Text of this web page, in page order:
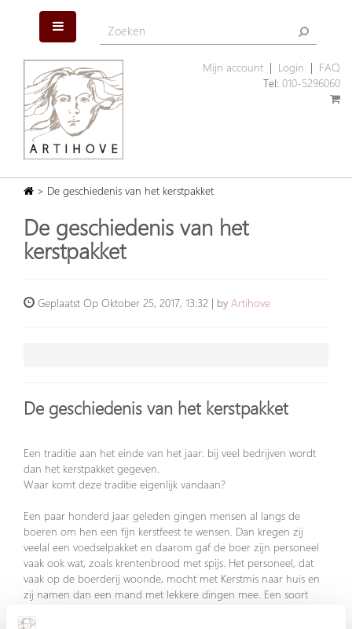
Mijn account| Login
FAQ
Tel: 010-5296060
> De geschiedenis van het kerstpakket
De geschiedenis van het
kerstpakket
Geplaatst Op Oktober 25, 2017, 13:32 | by Artihove
De geschiedenis van het kerstpakket
Een traditie aan het einde van het jaar: bij veel bedrijven wordt
dan het kerstpakket gegeven.
Waar komt deze traditie eigenlijk vandaan?
Een paar honderd jaar geleden gingen mensen al langs de
boeren om hen een fijn kerstfeest te wensen. Dan kregen zij
veelal een voedselpakket en daarom gaf de boer zijn personeel
vaak ook wat, zoals krentenbrood met spijs. Het personeel, dat
vaak op de boerderij woonde, mocht met Kerstmis naar huis en
zij namen dan een mand met lekkere dingen mee. Een soort